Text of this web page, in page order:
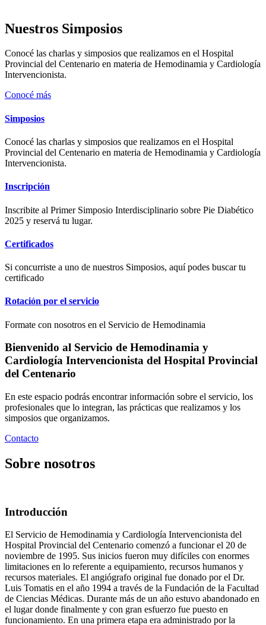
Nuestros Simposios
Conocé las charlas y simposios que realizamos en el Hospital
Provincial del Centenario en materia de Hemodinamia y Cardiología
Intervencionista.
Conocé más
Simposios
Conocé las charlas y simposios que realizamos en el Hospital
Provincial del Centenario en materia de Hemodinamia y Cardiología
Intervencionista.
Inscripción
Inscribite al Primer Simposio Interdisciplinario sobre Pie Diabético
2025 y reservá tu lugar.
Certificados
Si concurriste a uno de nuestros Simposios, aquí podes buscar tu
certificado
Rotación por el servicio
Formate con nosotros en el Servicio de Hemodinamia
Bienvenido al Servicio de Hemodinamia y
Cardiología Intervencionista del Hospital Provincial
del Centenario
En este espacio podrás encontrar información sobre el servicio, los
profesionales que lo integran, las prácticas que realizamos y los
simposios que organizamos.
Contacto
Sobre nosotros
Introducción
El Servicio de Hemodinamia y Cardiología Intervencionista del
Hospital Provincial del Centenario comenzó a funcionar el 20 de
noviembre de 1995. Sus inicios fueron muy difíciles con enormes
limitaciones en lo referente a equipamiento, recursos humanos y
recursos materiales. El angiógrafo original fue donado por el Dr.
Luis Tomatis en el año 1994 a través de la Fundación de la Facultad
de Ciencias Médicas. Durante más de un año estuvo abandonado en
el lugar donde finalmente y con gran esfuerzo fue puesto en
funcionamiento. En una primera etapa era administrado por la